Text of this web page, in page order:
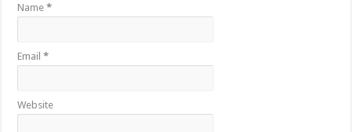
Name*
Email*
Website